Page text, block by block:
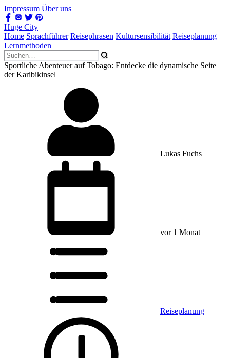
Impressum Über uns
Huge City
Home Sprachführer Reisephrasen Kultursensibilität Reiseplanung
Lernmethoden
Sportliche Abenteuer auf Tobago: Entdecke die dynamische Seite
der Karibikinsel
Lukas Fuchs
vor 1 Monat
Reiseplanung